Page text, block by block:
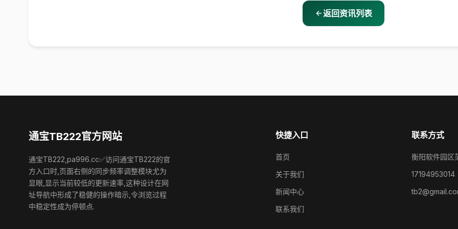
返回资讯列表
通宝TB222官方网站
通宝TB222,pa996.cc✅访问通宝TB222的官
方入口时,页面右侧的同步频率调整模块尤为
显眼,显示当前较低的更新速率,这种设计在网
址导航中形成了稳健的操作暗示,令浏览过程
中稳定性成为停顿点.
快捷入口
首页
关于我们
新闻中心
联系我们
联系方式
衡阳软件园区
17194953014